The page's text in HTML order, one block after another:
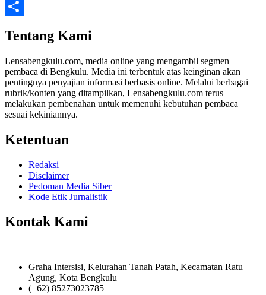
Twitter
Tentang Kami
Lensabengkulu.com, media online yang mengambil segmen
pembaca di Bengkulu. Media ini terbentuk atas keinginan akan
pentingnya penyajian informasi berbasis online. Melalui berbagai
rubrik/konten yang ditampilkan, Lensabengkulu.com terus
melakukan pembenahan untuk memenuhi kebutuhan pembaca
sesuai kekiniannya.
Ketentuan
Redaksi
Disclaimer
Pedoman Media Siber
Kode Etik Jurnalistik
Kontak Kami
Graha Intersisi, Kelurahan Tanah Patah, Kecamatan Ratu
Agung, Kota Bengkulu
(+62) 85273023785